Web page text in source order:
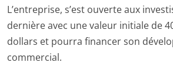
L’entreprise, s’est ouverte aux
dernière avec une valeur initiale de
dollars et pourra financer son
commercial.